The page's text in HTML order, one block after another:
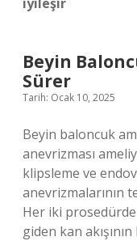
Beyin
Sürer
Tarih: Ocak 10, 2025
Beyin baloncuk
anevrizması
klipsleme ve
anevrizmalarının
Her iki
giden kan